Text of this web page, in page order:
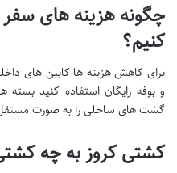
چگونه هزینه های سفر
کنیم؟
برای کاهش هزینه ها کابین های
و بوفه رایگان استفاده کنید
گشت های ساحلی را به صورت مستقل
کشتی کروز به چه